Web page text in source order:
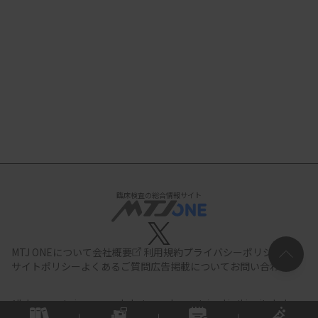
臨床検査の総合情報サイト
MTJ ONEについて会社概要 利用規約プライバシーポリシー
サイトポリシー よくあるご質問広告掲載について お問い合わせ
All documents,images and photographs contained in this site belong